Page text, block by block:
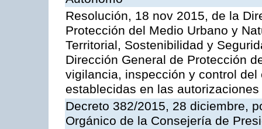
Resolución, 18 nov 2015, de la
Protección del Medio Urbano y
Territorial, Sostenibilidad y
Dirección General de Protección
vigilancia, inspección y control
establecidas en las
Decreto 382/2015, 28 diciembre,
Orgánico de la Consejería de